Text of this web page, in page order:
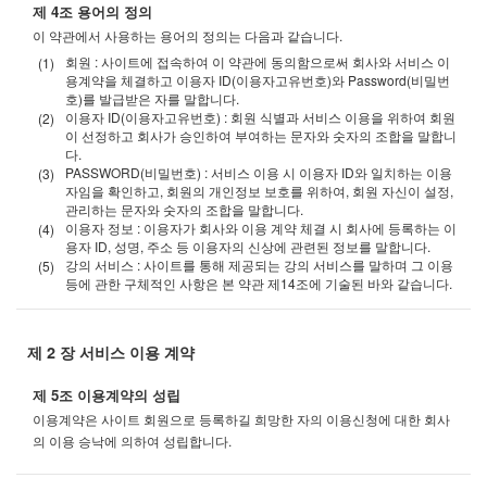
제 4조 용어의 정의
이 약관에서 사용하는 용어의 정의는 다음과 같습니다.
회원 : 사이트에 접속하여 이 약관에 동의함으로써 회사와 서비스 이
용계약을 체결하고 이용자 ID(이용자고유번호)와 Password(비밀번
호)를 발급받은 자를 말합니다.
이용자 ID(이용자고유번호) : 회원 식별과 서비스 이용을 위하여 회원
이 선정하고 회사가 승인하여 부여하는 문자와 숫자의 조합을 말합니
다.
PASSWORD(비밀번호) : 서비스 이용 시 이용자 ID와 일치하는 이용
자임을 확인하고, 회원의 개인정보 보호를 위하여, 회원 자신이 설정,
관리하는 문자와 숫자의 조합을 말합니다.
이용자 정보 : 이용자가 회사와 이용 계약 체결 시 회사에 등록하는 이
용자 ID, 성명, 주소 등 이용자의 신상에 관련된 정보를 말합니다.
강의 서비스 : 사이트를 통해 제공되는 강의 서비스를 말하며 그 이용
등에 관한 구체적인 사항은 본 약관 제14조에 기술된 바와 같습니다.
제 2 장 서비스 이용 계약
제 5조 이용계약의 성립
이용계약은 사이트 회원으로 등록하길 희망한 자의 이용신청에 대한 회사
의 이용 승낙에 의하여 성립합니다.